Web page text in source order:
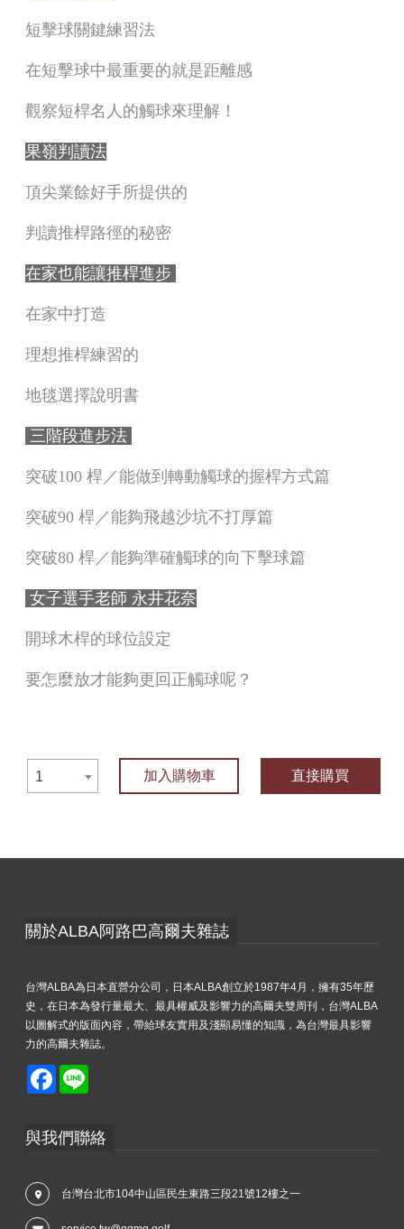
短擊球關鍵練習法
在短擊球中最重要的就是距離感
觀察短桿名人的觸球來理解！
果嶺判讀法
頂尖業餘好手所提供的
判讀推桿路徑的秘密
在家也能讓推桿進步
在家中打造
理想推桿練習的
地毯選擇說明書
三階段進步法
突破100 桿／能做到轉動觸球的握桿方式篇
突破90 桿／能夠飛越沙坑不打厚篇
突破80 桿／能夠準確觸球的向下擊球篇
女子選手老師 永井花奈
開球木桿的球位設定
要怎麼放才能夠更回正觸球呢？
1 加入購物車 直接購買
關於ALBA阿路巴高爾夫雜誌
台灣ALBA為日本直營分公司，日本ALBA創立於1987年4月，擁有35年歷
史，在日本為發行量最大、最具權威及影響力的高爾夫雙周刊，台灣ALBA
以圖解式的版面內容，帶給球友實用及淺顯易懂的知識，為台灣最具影響
力的高爾夫雜誌。
Facebook
與我們聯絡
台灣台北市104中山區民生東路三段21號12樓之一